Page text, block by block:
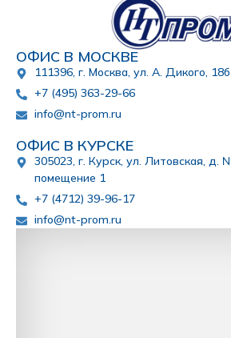
ОФИС В МОСКВЕ
111396, г. Москва, ул. А. Дикого, 18б
+7 (495) 363-29-66
info@nt-prom.ru
ОФИС В КУРСКЕ
305023, г. Курск, ул. Литовская, д.
помещение 1
+7 (4712) 39-96-17
info@nt-prom.ru